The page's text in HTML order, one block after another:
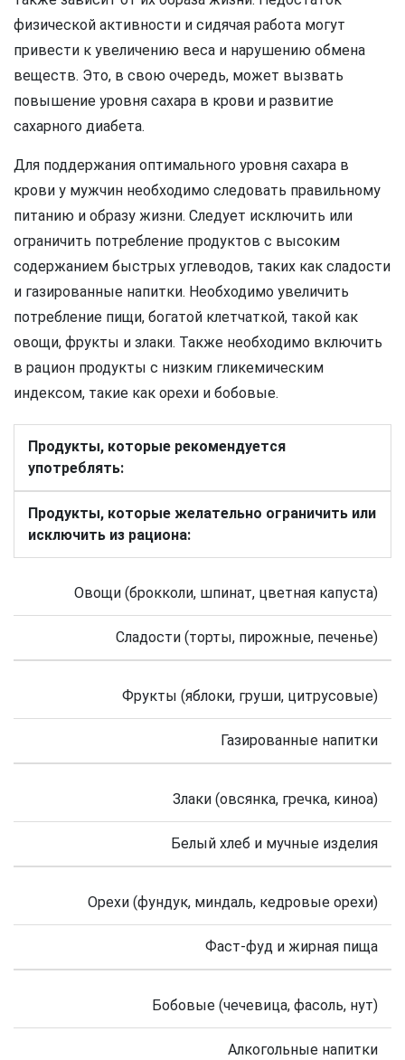
физической активности и сидячая работа могут
привести к увеличению веса и нарушению обмена
веществ. Это, в свою очередь, может вызвать
повышение уровня сахара в крови и развитие
сахарного диабета.
Для поддержания оптимального уровня сахара в
крови у мужчин необходимо следовать правильному
питанию и образу жизни. Следует исключить или
ограничить потребление продуктов с высоким
содержанием быстрых углеводов, таких как сладости
и газированные напитки. Необходимо увеличить
потребление пищи, богатой клетчаткой, такой как
овощи, фрукты и злаки. Также необходимо включить
в рацион продукты с низким гликемическим
индексом, такие как орехи и бобовые.
Продукты, которые рекомендуется
употреблять:
Продукты, которые желательно ограничить или
исключить из рациона:
Овощи (брокколи, шпинат, цветная капуста)
Сладости (торты, пирожные, печенье)
Фрукты (яблоки, груши, цитрусовые)
Газированные напитки
Злаки (овсянка, гречка, киноа)
Белый хлеб и мучные изделия
Орехи (фундук, миндаль, кедровые орехи)
Фаст-фуд и жирная пища
Бобовые (чечевица, фасоль, нут)
Алкогольные напитки